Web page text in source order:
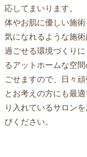
応してまいります。
体やお肌に優しい施
気になれるような施
過ごせる環境づくり
るアットホームな空
ごせますので、日々
とお考えの方にも最適
り入れているサロン
びください。